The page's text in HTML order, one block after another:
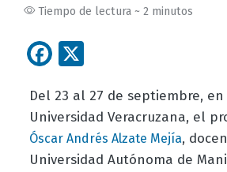
Tiempo de lectura ~ 2 minutos
Facebook
Del 23 al 27 de septiembre,
Universidad Veracruzana, el
Óscar Andrés Alzate Mejía, d
Universidad Autónoma de